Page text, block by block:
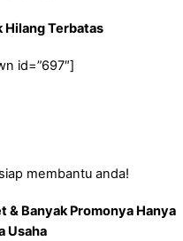
Hilang Terbatas
id=”697″]
membantu anda!
& Banyak Promonya Hanya
Usaha